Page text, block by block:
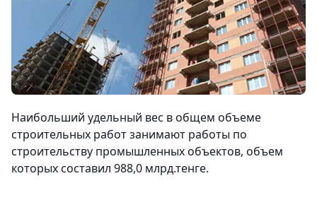
Наибольший удельный вес в общем объеме
строительных работ занимают работы по
строительству промышленных объектов, объем
которых составил 988,0 млрд.тенге.